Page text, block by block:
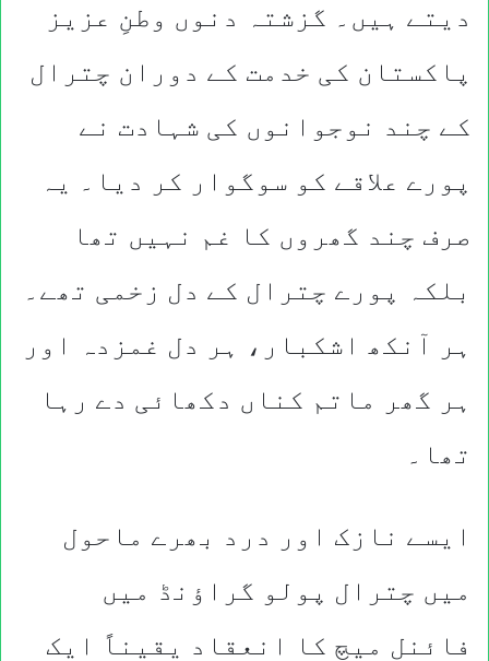
دیتے ہیں۔ گزشتہ دنوں وطنِ عزیز
پاکستان کی خدمت کے دوران چترال
کے چند نوجوانوں کی شہادت نے
پورے علاقے کو سوگوار کر دیا۔ یہ
صرف چند گھروں کا غم نہیں تھا
بلکہ پورے چترال کے دل زخمی تھے۔
ہر آنکھ اشکبار، ہر دل غمزدہ اور
ہر گھر ماتم کناں دکھائی دے رہا
تھا۔
ایسے نازک اور درد بھرے ماحول
میں چترال پولو گراؤنڈ میں
فائنل میچ کا انعقاد یقیناً ایک